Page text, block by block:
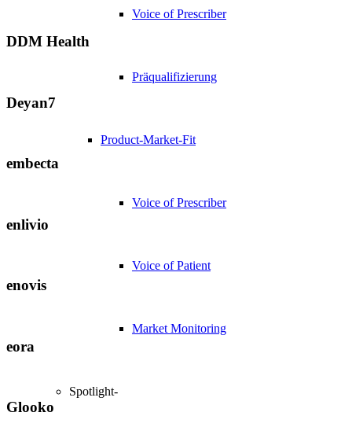
Voice of Prescriber
Präqualifizierung
Product-Market-Fit
Voice of Prescriber
Voice of Patient
Market Monitoring
Spotlight-
DDM Health
Deyan7
embecta
enlivio
enovis
eora
Glooko